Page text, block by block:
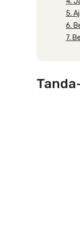
5.
6.
7.